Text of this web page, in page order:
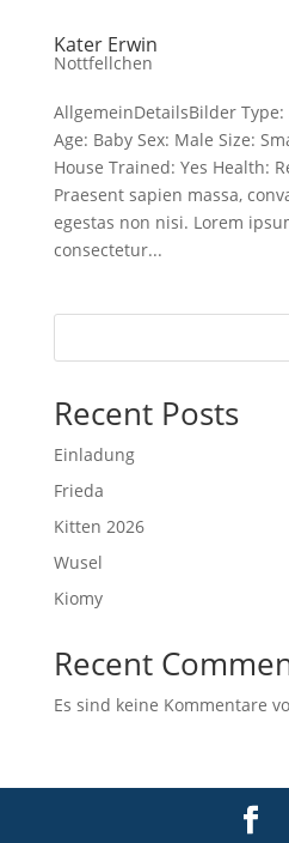
Kater Erwin
Nottfellchen
AllgemeinDetailsBilder
Age: Baby Sex: Male Size:
House Trained: Yes Health:
Praesent sapien massa,
egestas non nisi. Lorem
consectetur...
Recent Posts
Einladung
Frieda
Kitten 2026
Wusel
Kiomy
Recent
Es sind keine Kommentare